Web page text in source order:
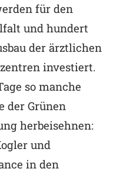
für den
und hundert
der ärztlichen
investiert.
so manche
der Grünen
herbeisehnen:
und
in den